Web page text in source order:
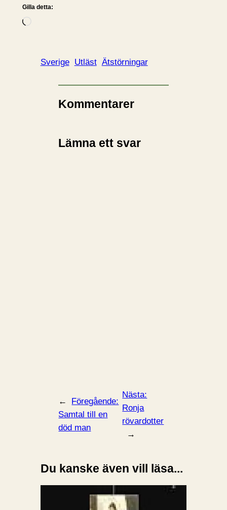
Gilla detta:
L
Sverige Utläst Ätstörningar
Kommentarer
Lämna ett svar
←
Föregående:
Samtal till en
död man
Nästa:
Ronja
rövardotter
→
Du kanske även vill läsa...